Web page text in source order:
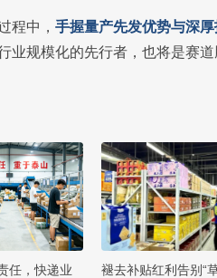
程中， 手握量产先发优势与深
业规模化的先行者，也将是赛
任，快递业
褪去补贴红利告别“